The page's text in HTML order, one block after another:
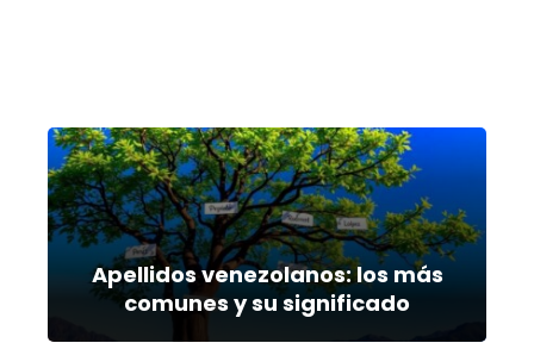
Apellidos venezolanos: los más
comunes y su significado